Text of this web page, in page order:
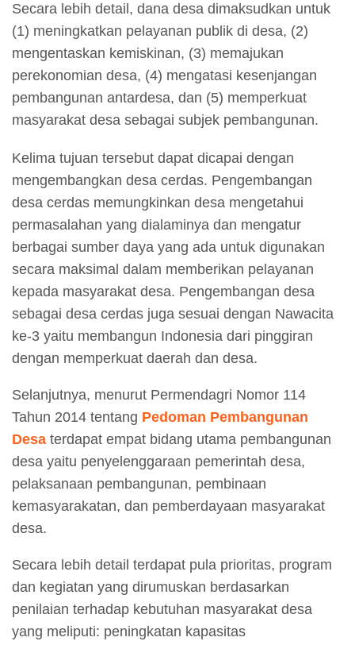
Secara lebih detail, dana desa dimaksudkan untuk
(1) meningkatkan pelayanan publik di desa, (2)
mengentaskan kemiskinan, (3) memajukan
perekonomian desa, (4) mengatasi kesenjangan
pembangunan antardesa, dan (5) memperkuat
masyarakat desa sebagai subjek pembangunan.
Kelima tujuan tersebut dapat dicapai dengan
mengembangkan desa cerdas. Pengembangan
desa cerdas memungkinkan desa mengetahui
permasalahan yang dialaminya dan mengatur
berbagai sumber daya yang ada untuk digunakan
secara maksimal dalam memberikan pelayanan
kepada masyarakat desa. Pengembangan desa
sebagai desa cerdas juga sesuai dengan Nawacita
ke-3 yaitu membangun Indonesia dari pinggiran
dengan memperkuat daerah dan desa.
Selanjutnya, menurut Permendagri Nomor 114
Tahun 2014 tentang Pedoman Pembangunan
Desa terdapat empat bidang utama pembangunan
desa yaitu penyelenggaraan pemerintah desa,
pelaksanaan pembangunan, pembinaan
kemasyarakatan, dan pemberdayaan masyarakat
desa.
Secara lebih detail terdapat pula prioritas, program
dan kegiatan yang dirumuskan berdasarkan
penilaian terhadap kebutuhan masyarakat desa
yang meliputi: peningkatan kapasitas